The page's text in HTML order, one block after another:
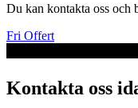
Du kan kontakta oss och
Fri Offert
Kontakta oss